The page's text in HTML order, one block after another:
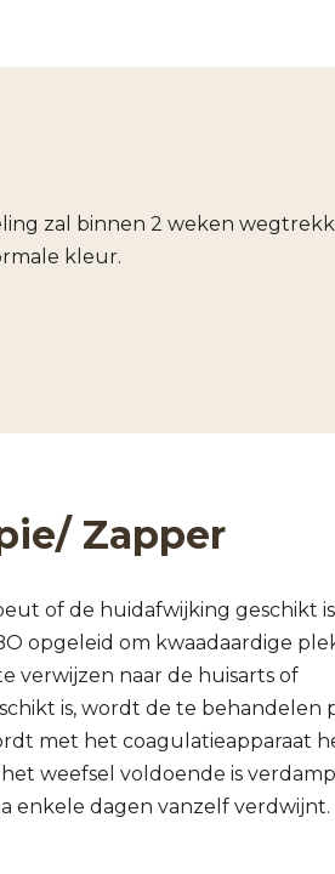
zal binnen 2 weken
kleur.
Zapper
of de huidafwijking geschikt
opgeleid om kwaadaardige
verwijzen naar de huisarts of
is, wordt de te behandelen
met het coagulatieapparaat
weefsel voldoende is
enkele dagen vanzelf verdwijnt.